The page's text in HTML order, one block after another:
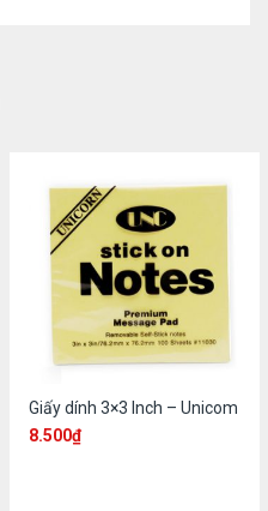
Giấy dính 3×3 Inch – Unicom
8.500₫